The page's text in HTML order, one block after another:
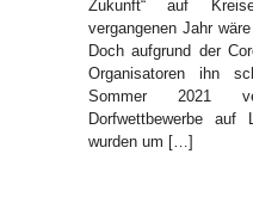
Zukunft“ auf
vergangenen Jahr
Doch aufgrund der
Organisatoren ihn
Sommer 2021
Dorfwettbewerbe auf
wurden um […]